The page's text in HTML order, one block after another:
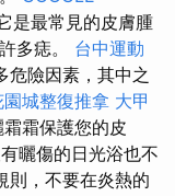
是最常見的皮膚腫
多痣。 台中運動
危險因素，其中之
園城整復推拿 大甲
霜保護您的皮
曬傷的日光浴也不
則，不要在炎熱的